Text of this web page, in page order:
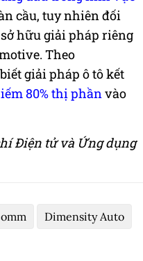
cầu, tuy nhiên đối
hữu giải pháp riêng
Theo
giải pháp ô tô kết
80% thị phần vào
Điện tử và Ứng dụng
Dimensity Auto